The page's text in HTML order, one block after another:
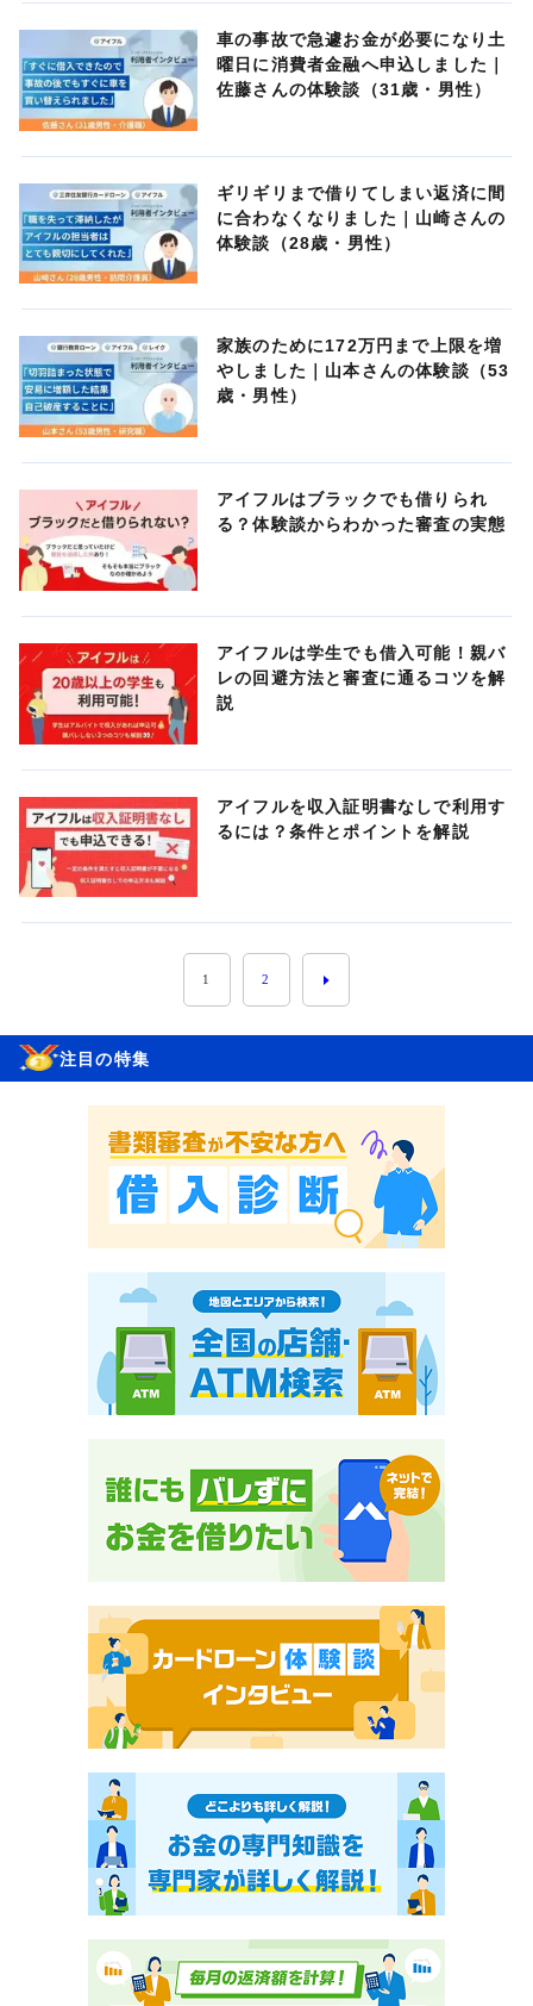
車の事故で急遽お金が必要になり土
曜日に消費者金融へ申込しました｜
佐藤さんの体験談（31歳・男性）
ギリギリまで借りてしまい返済に間
に合わなくなりました｜山崎さんの
体験談（28歳・男性）
家族のために172万円まで上限を増
やしました｜山本さんの体験談（53
歳・男性）
アイフルはブラックでも借りられ
る？体験談からわかった審査の実態
アイフルは学生でも借入可能！親バ
レの回避方法と審査に通るコツを解
説
アイフルを収入証明書なしで利用す
るには？条件とポイントを解説
1 2
注目の特集